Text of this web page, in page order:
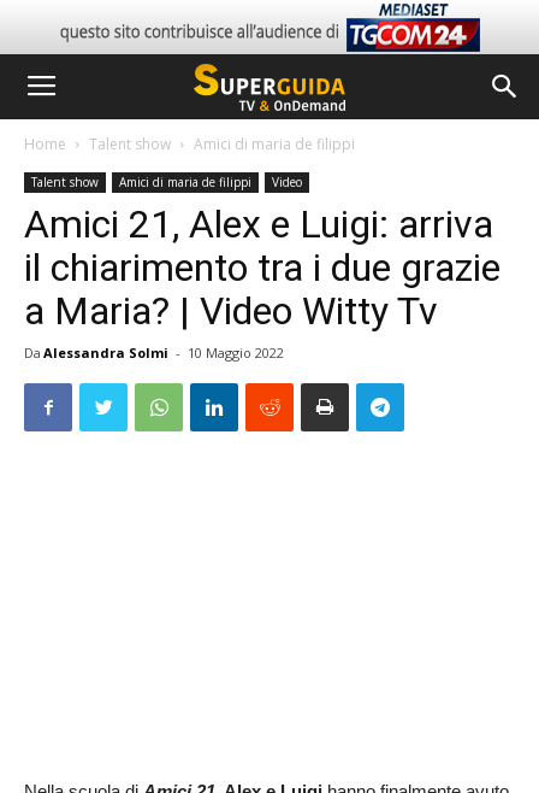
Home Talent show Amici di maria de filippi
Talent show Amici di maria de filippi Video
Amici 21, Alex e Luigi: arriva
il chiarimento tra i due grazie
a Maria? | Video Witty Tv
Da Alessandra Solmi - 10 Maggio 2022